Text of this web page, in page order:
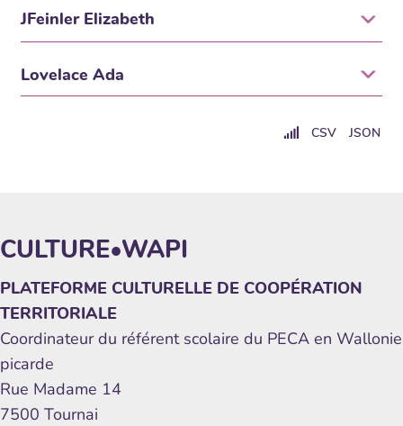
JFeinler Elizabeth
Lovelace Ada
CSV JSON
CULTURE•WAPI
PLATEFORME CULTURELLE DE COOPÉRATION
TERRITORIALE
Coordinateur du référent scolaire du PECA en Wallonie
picarde
Rue Madame 14
7500 Tournai